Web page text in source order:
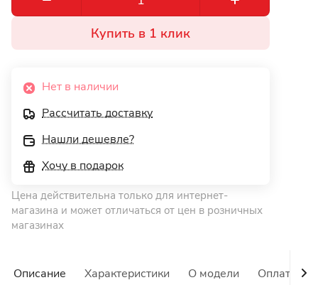
Купить в 1 клик
Нет в наличии
Рассчитать доставку
Нашли дешевле?
Хочу в подарок
Цена действительна только для интернет-
магазина и может отличаться от цен в розничных
магазинах
Описание Характеристики О модели Оплата